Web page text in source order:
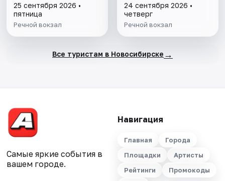
25 сентября 2026 •
пятница
Речной вокзал
24 сентября 2026 •
четверг
Речной вокзал
Все туристам в Новосибирске →
Самые яркие события в
вашем городе.
Навигация
Главная
Города
Площадки
Артисты
Рейтинги
Промокоды